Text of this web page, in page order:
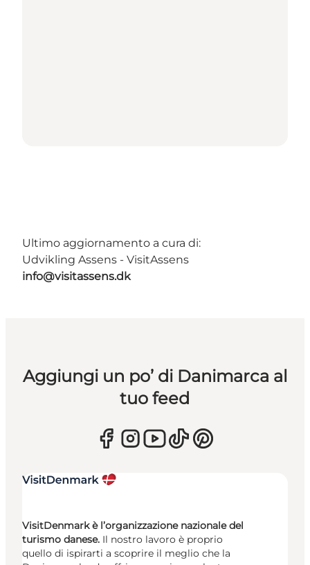
Ultimo aggiornamento a cura di:
Udvikling Assens - VisitAssens
info@visitassens.dk
Aggiungi un po’ di Danimarca al
tuo feed
VisitDenmark è l’organizzazione nazionale del
turismo danese. Il nostro lavoro è proprio
quello di ispirarti a scoprire il meglio che la